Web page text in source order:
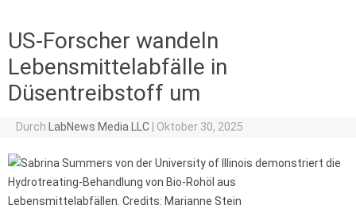
US-Forscher wandeln
Lebensmittelabfälle in
Düsentreibstoff um
Durch LabNews Media LLC Oktober 30, 2025